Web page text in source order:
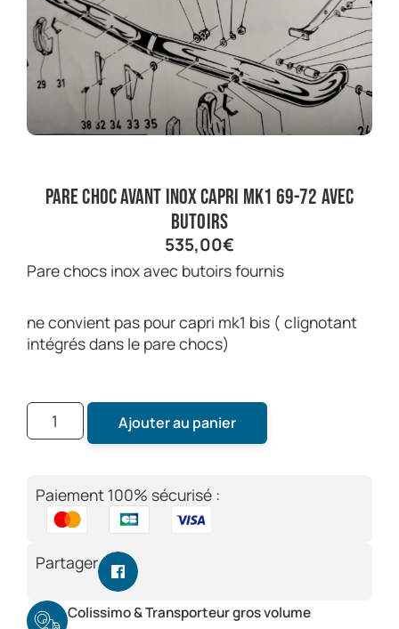
pare choc avant inox capri mk1 69-72 avec
butoirs
535,00€
pare chocs inox avec butoirs fournis
ne convient pas pour capri mk1 bis ( clignotant
intégrés dans le pare chocs)
Ajouter au panier
Paiement 100% sécurisé :
Partager
Colissimo & Transporteur gros volume